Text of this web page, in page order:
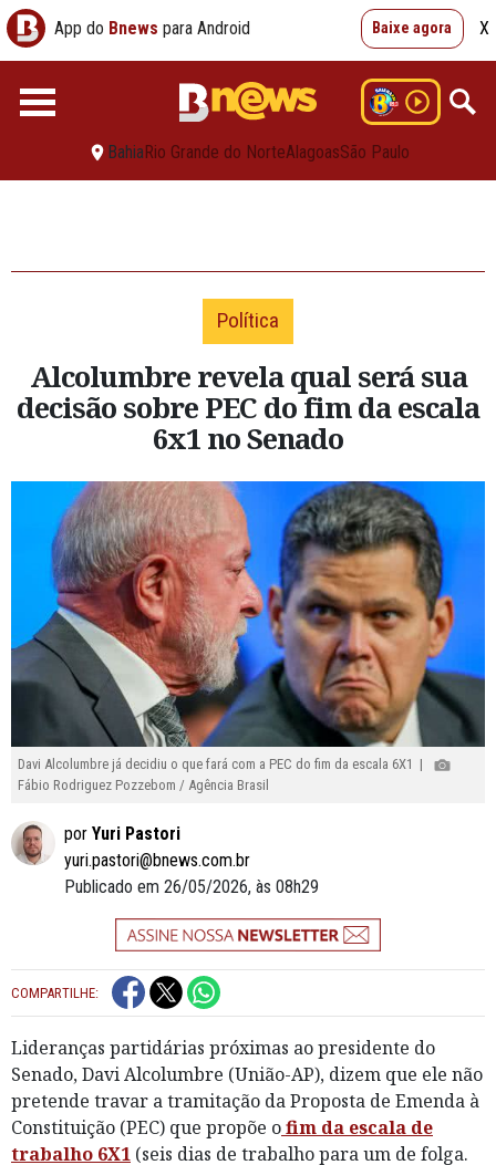
App do Bnews para Android Baixe agora X
BahiaRio Grande do NorteAlagoasSão Paulo
Política
Alcolumbre revela qual será sua
decisão sobre PEC do fim da escala
6x1 no Senado
Davi Alcolumbre já decidiu o que fará com a PEC do fim da escala 6X1 |
Fábio Rodriguez Pozzebom / Agência Brasil
por Yuri Pastori
yuri.pastori@bnews.com.br
Publicado em 26/05/2026, às 08h29
COMPARTILHE:
Lideranças partidárias próximas ao presidente do
Senado, Davi Alcolumbre (União-AP), dizem que ele não
pretende travar a tramitação da Proposta de Emenda à
Constituição (PEC) que propõe ofim da escala de
trabalho 6X1 (seis dias de trabalho para um de folga.